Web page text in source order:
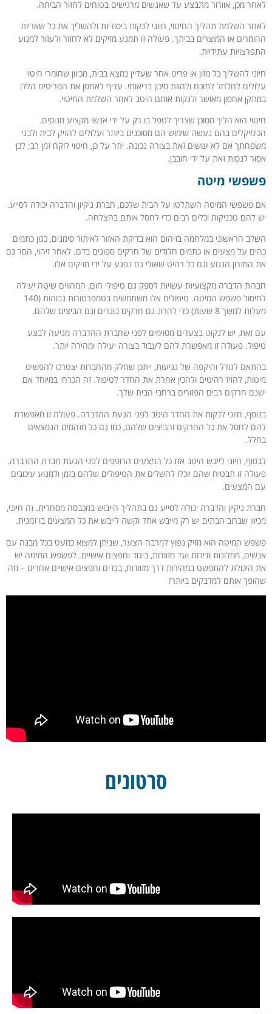
לאחר מכן, אוורור מתבצע עד שאנשים מרגישים בטוחים לחזור הביתה.
לאחר השלמת תהליך החיטוי, חיוני לנקות ביסודיות ולהשליך את כל שאריות
החומרים או המוצרים בביתך. פעולה זו תמנע מזיקים לא לחזור ולעזור למנוע
התפרצויות עתידיות.
חיוני להשליך כל מזון או פריט אחר שעדיין נמצא בבית, מכיוון שחומרי חיטוי
עלולים לחלחל לתוכם ולהוות סיכון בריאותי. עדיף לאחסן את הפריטים הללו
במתקן אחסון מאושר ולנקות אותם היטב לאחר השלמת החיטוי.
חיטוי הוא הליך מסוכן שצריך לטפל בו רק על ידי אנשי מקצוע מנוסים.
הכימיקלים בהם נעשה שימוש הם מסוכנים ביותר ועלולים להזיק לבית ולבני
משפחתך אם לא עושים זאת בצורה נכונה. יתר על כן, חיטוי לוקח זמן רב; לכן
אסור לנסות זאת על ידי חובבן.
פשפשי מיטה
אם פשפשי המיטה השתלטו על הבית שלכם, חברת ניקיון והדברה יכולה לסייע.
יש להם טכניקות וכלים רבים כדי לחסל אותם בהצלחה.
השלב הראשוני במלחמה בזיהום הוא בדיקת האזור לאיתור סימנים, כגון כתמים
כהים על מצעים או כתמים חלודים של חרקים ספוגים בדם. לאחר זיהוי, הסר גם
את המזרון הנגוע וגם כל רהיט שאולי גם נפגע על ידי מזיקים אלו.
חברות הדברה מקצועיות עשויות לספק גם טיפולי חום, המהווים שיטה יעילה
לחיסול פשפש המיטה. טיפולים אלו משתמשים בטמפרטורות גבוהות (140
מעלות למשך 8 שעות) כדי להרוג גם חרקים בוגרים וגם הביצים שלהם.
עם זאת, יש לנקוט בצעדים מסוימים לפני שחברת ההדברה מגיעה לבצע
טיפול. פעולה זו מאפשרת להם לעבוד בצורה יעילה ומהירה יותר.
בהתאם לגודל והיקפה של נגיעות, ייתכן שחלק מהחברות יצטרכו להפשיט
מיטות, להזיז רהיטים ולהכין אחרת את החדר לטיפול. זה הכרחי במיוחד אם
ישנם חרקים רבים הפזורים ברחבי הבית שלך.
בנוסף, חיוני לנקות את החדר היטב לפני הגעת ההדברה. פעולה זו מאפשרת
להם לחסל את כל החרקים והביצים שלהם, כמו גם כל מזהמים הנמצאים
בחלל.
לבסוף, חיוני לייבש היטב את כל המצעים הרופפים לפני הגעת חברת ההדברה.
פעולה זו תבטיח שהם יוכלו להשלים את הטיפולים שלהם בזמן ולמנוע עיכובים
עם המצעים.
חברת ניקיון והדברה יכולה לסייע גם בתהליך הייבוש במכבסה מסחרית. זה חיוני,
מכיוון שברוב הבתים יש רק מייבש אחד וקשה לייבש את כל המצעים בו זמנית.
פשפש המיטה הוא מזיק נפוץ למרבה הצער, שניתן למצוא כמעט בכל מבנה עם
אנשים, ממלונות ודירות ועד מזוודות, ביגוד וחפצים אישיים. לפשפש המיטה יש
את היכולת להתפשט במהירות דרך מזוודות, בגדים וחפצים אישיים אחרים – מה
שהופך אותם למדבקים ביותר!
סרטונים